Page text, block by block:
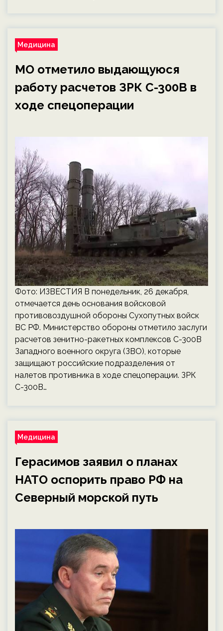
Медицина
МО отметило выдающуюся
работу расчетов ЗРК С-300В в
ходе спецоперации
Фото: ИЗВЕСТИЯ В понедельник, 26 декабря,
отмечается день основания войсковой
противовоздушной обороны Сухопутных войск
ВС РФ. Министерство обороны отметило заслуги
расчетов зенитно-ракетных комплексов С-300В
Западного военного округа (ЗВО), которые
защищают российские подразделения от
налетов противника в ходе спецоперации. ЗРК
С-300В…
Медицина
Герасимов заявил о планах
НАТО оспорить право РФ на
Северный морской путь